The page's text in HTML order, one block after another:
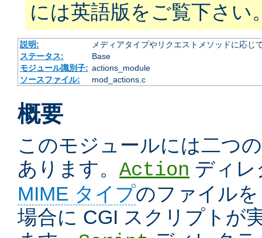
には英語版をご覧下さい
説明:
メディアタイプやリクエストメソッドに応じ
ステータス:
Base
モジュール識別子: actions_module
ソースファイル:
mod_actions.c
概要
このモジュールには二つ
あります。 Action ディ
MIME タイプのファイル
場合に CGI スクリプトが